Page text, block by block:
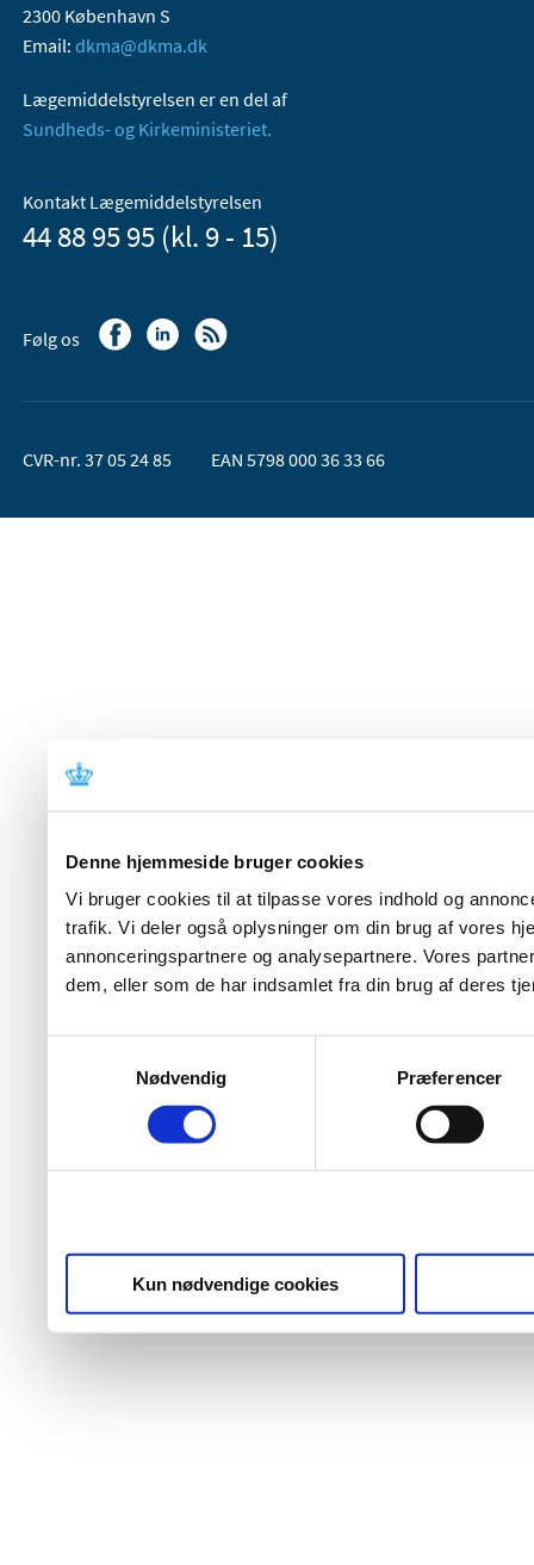
Denne hjemmeside bruger cookies
Vi bruger cookies til at tilpasse vores indhold og
trafik. Vi deler også oplysninger om din brug af vores
annonceringspartnere og analysepartnere. Vores
dem, eller som de har indsamlet fra din brug af deres
Nødvendig
Præferencer
Kun nødvendige cookies
2300 København S
Email: dkma@dkma.dk
Lægemiddelstyrelsen er en del af
Sundheds- og Kirkeministeriet.
Kontakt Lægemiddelstyrelsen
44 88 95 95 (kl. 9 - 15)
Følg os
CVR-nr. 37 05 24 85 EAN 5798 000 36 33 66